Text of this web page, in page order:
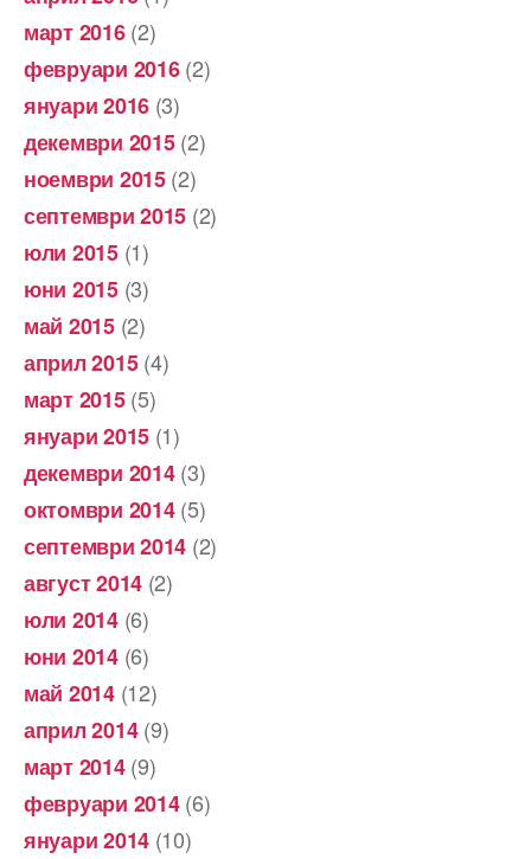
март 2016(2)
февруари 2016(2)
януари 2016 (3)
декември 2015(2)
ноември 2015(2)
септември 2015 (2)
юли 2015(1)
юни 2015(3)
май 2015(2)
април 2015(4)
март 2015(5)
януари 2015 (1)
декември 2014(3)
октомври 2014(5)
септември 2014 (2)
август 2014 (2)
юли 2014(6)
юни 2014(6)
май 2014(12)
април 2014(9)
март 2014(9)
февруари 2014(6)
януари 2014 (10)